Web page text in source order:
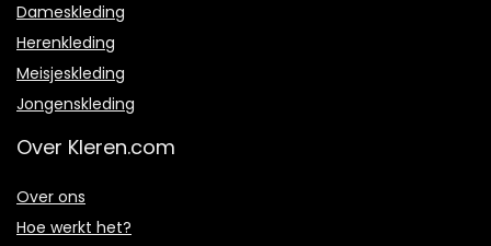
Dameskleding
Herenkleding
Meisjeskleding
Jongenskleding
Over Kleren.com
Over ons
Hoe werkt het?